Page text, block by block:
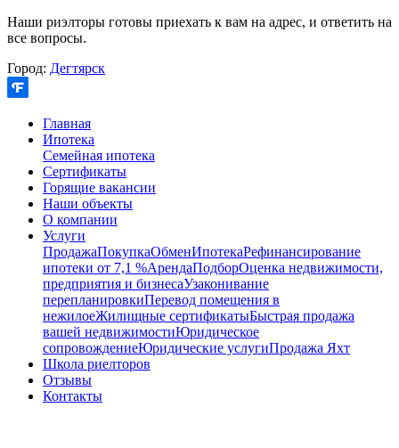
Наши риэлторы готовы приехать к вам на адрес, и ответить на
все вопросы.
Город: Дегтярск
Главная
Ипотека
Семейная ипотека
Сертификаты
Горящие вакансии
Наши объекты
О компании
Услуги
ПродажаПокупкаОбменИпотекаРефинансирование
ипотеки от 7,1 %АрендаПодборОценка недвижимости,
предприятия и бизнесаУзаконивание
перепланировкиПеревод помещения в
нежилоеЖилищные сертификатыБыстрая продажа
вашей недвижимостиЮридическое
сопровождениеЮридические услугиПродажа Яхт
Школа риелторов
Отзывы
Контакты